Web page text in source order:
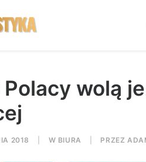
Polacy wolą
2018 W BIURA PRZEZ